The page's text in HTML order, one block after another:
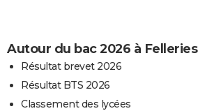
Autour du bac 2026 à Felleries
Résultat brevet 2026
Résultat BTS 2026
Classement des lycées